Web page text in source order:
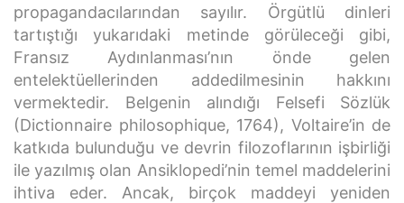
propagandacılarından sayılır. Örgütlü dinleri
tartıştığı yukarıdaki metinde görüleceği gibi,
Fransız Aydınlanması’nın önde gelen
entelektüellerinden addedilmesinin hakkını
vermektedir. Belgenin alındığı Felsefi Sözlük
(Dictionnaire philosophique, 1764), Voltaire’in de
katkıda bulunduğu ve devrin filozoflarının işbirliği
ile yazılmış olan Ansiklopedi’nin temel maddelerini
ihtiva eder. Ancak, birçok maddeyi yeniden